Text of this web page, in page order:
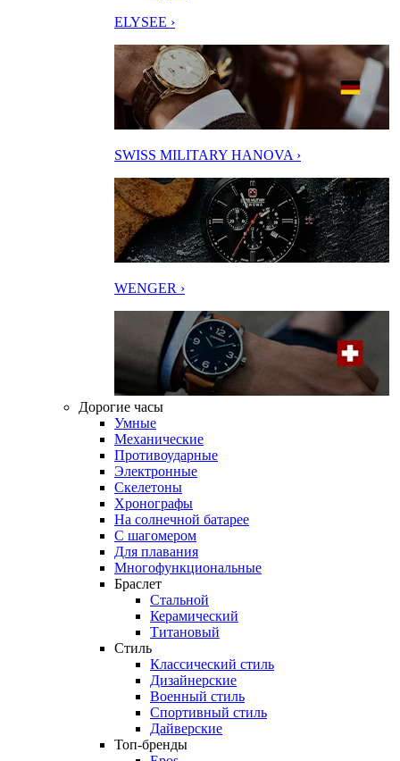
ELYSEE ›
SWISS MILITARY HANOVA ›
WENGER ›
Дорогие часы
Умные
Механические
Противоударные
Электронные
Скелетоны
Хронографы
На солнечной батарее
С шагомером
Для плавания
Многофункциональные
Браслет
Стальной
Керамический
Титановый
Стиль
Классический стиль
Дизайнерские
Военный стиль
Спортивный стиль
Дайверские
Топ-бренды